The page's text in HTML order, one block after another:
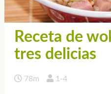
Receta de
tres delicias
78m 1-4